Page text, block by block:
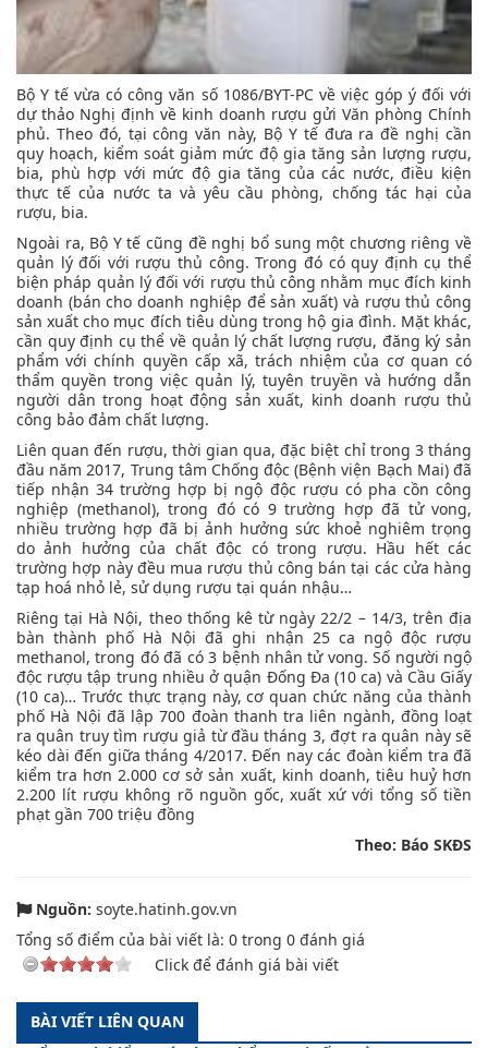
Bộ Y tế vừa có công văn số 1086/BYT-PC về việc góp ý đối với
dự thảo Nghị định về kinh doanh rượu gửi Văn phòng Chính
phủ. Theo đó, tại công văn này, Bộ Y tế đưa ra đề nghị cần
quy hoạch, kiểm soát giảm mức độ gia tăng sản lượng rượu,
bia, phù hợp với mức độ gia tăng của các nước, điều kiện
thực tế của nước ta và yêu cầu phòng, chống tác hại của
rượu, bia.
Ngoài ra, Bộ Y tế cũng đề nghị bổ sung một chương riêng về
quản lý đối với rượu thủ công. Trong đó có quy định cụ thể
biện pháp quản lý đối với rượu thủ công nhằm mục đích kinh
doanh (bán cho doanh nghiệp để sản xuất) và rượu thủ công
sản xuất cho mục đích tiêu dùng trong hộ gia đình. Mặt khác,
cần quy định cụ thể về quản lý chất lượng rượu, đăng ký sản
phẩm với chính quyền cấp xã, trách nhiệm của cơ quan có
thẩm quyền trong việc quản lý, tuyên truyền và hướng dẫn
người dân trong hoạt động sản xuất, kinh doanh rượu thủ
công bảo đảm chất lượng.
Liên quan đến rượu, thời gian qua, đặc biệt chỉ trong 3 tháng
đầu năm 2017, Trung tâm Chống độc (Bệnh viện Bạch Mai) đã
tiếp nhận 34 trường hợp bị ngộ độc rượu có pha cồn công
nghiệp (methanol), trong đó có 9 trường hợp đã tử vong,
nhiều trường hợp đã bị ảnh hưởng sức khoẻ nghiêm trọng
do ảnh hưởng của chất độc có trong rượu. Hầu hết các
trường hợp này đều mua rượu thủ công bán tại các cửa hàng
tạp hoá nhỏ lẻ, sử dụng rượu tại quán nhậu…
Riêng tại Hà Nội, theo thống kê từ ngày 22/2 – 14/3, trên địa
bàn thành phố Hà Nội đã ghi nhận 25 ca ngộ độc rượu
methanol, trong đó đã có 3 bệnh nhân tử vong. Số người ngộ
độc rượu tập trung nhiều ở quận Đống Đa (10 ca) và Cầu Giấy
(10 ca)… Trước thực trạng này, cơ quan chức năng của thành
phố Hà Nội đã lập 700 đoàn thanh tra liên ngành, đồng loạt
ra quân truy tìm rượu giả từ đầu tháng 3, đợt ra quân này sẽ
kéo dài đến giữa tháng 4/2017. Đến nay các đoàn kiểm tra đã
kiểm tra hơn 2.000 cơ sở sản xuất, kinh doanh, tiêu huỷ hơn
2.200 lít rượu không rõ nguồn gốc, xuất xứ với tổng số tiền
phạt gần 700 triệu đồng
Theo: Báo SKĐS
Nguồn: soyte.hatinh.gov.vn
Tổng số điểm của bài viết là: 0 trong 0 đánh giá
Click để đánh giá bài viết
BÀI VIẾT LIÊN QUAN